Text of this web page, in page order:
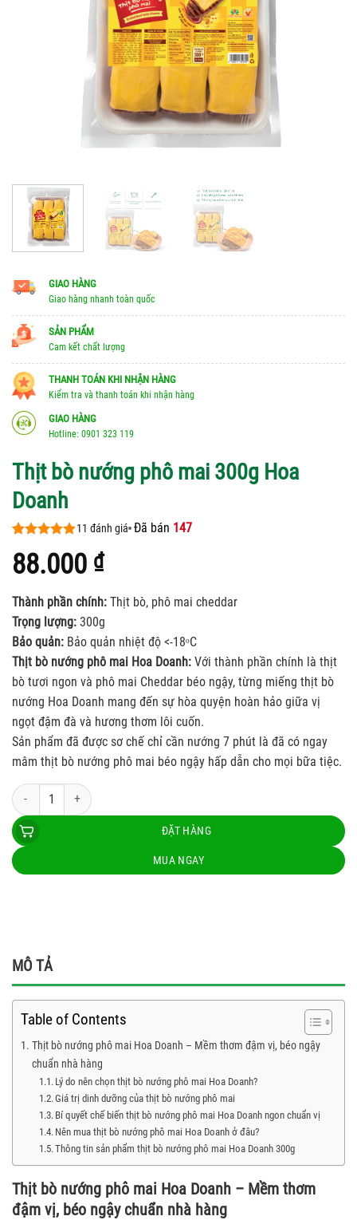
GIAO HÀNG
Giao hàng nhanh toàn quốc
SẢN PHẨM
Cam kết chất lượng
THANH TOÁN KHI NHẬN HÀNG
Kiểm tra và thanh toán khi nhận hàng
GIAO HÀNG
Hotline: 0901 323 119
Thịt bò nướng phô mai 300g Hoa
Doanh
dựa trên
đánh giá
11 đánh giá Đã bán 147
88.000 ₫
Thành phần chính: Thịt bò, phô mai cheddar
Trọng lượng: 300g
Bảo quản: Bảo quản nhiệt độ <-18ᵒC
Thịt bò nướng phô mai Hoa Doanh: Với thành phần chính là thịt
bò tươi ngon và phô mai Cheddar béo ngậy, từng miếng thịt bò
nướng Hoa Doanh mang đến sự hòa quyện hoàn hảo giữa vị
ngọt đậm đà và hương thơm lôi cuốn.
Sản phẩm đã được sơ chế chỉ cần nướng 7 phút là đã có ngay
mâm thịt bò nướng phô mai béo ngậy hấp dẫn cho mọi bữa tiệc.
Thịt bò nướng phô mai 300g Hoa Doanh số lượng
ĐẶT HÀNG
MUA NGAY
MÔ TẢ
Table of Contents
Thịt bò nướng phô mai Hoa Doanh – Mềm thơm đậm vị, béo ngậy
chuẩn nhà hàng
Lý do nên chọn thịt bò nướng phô mai Hoa Doanh?
Giá trị dinh dưỡng của thịt bò nướng phô mai
Bí quyết chế biến thịt bò nướng phô mai Hoa Doanh ngon chuẩn vị
Nên mua thịt bò nướng phô mai Hoa Doanh ở đâu?
Thông tin sản phẩm thịt bò nướng phô mai Hoa Doanh 300g
Thịt bò nướng phô mai Hoa Doanh – Mềm thơm
đậm vị, béo ngậy chuẩn nhà hàng